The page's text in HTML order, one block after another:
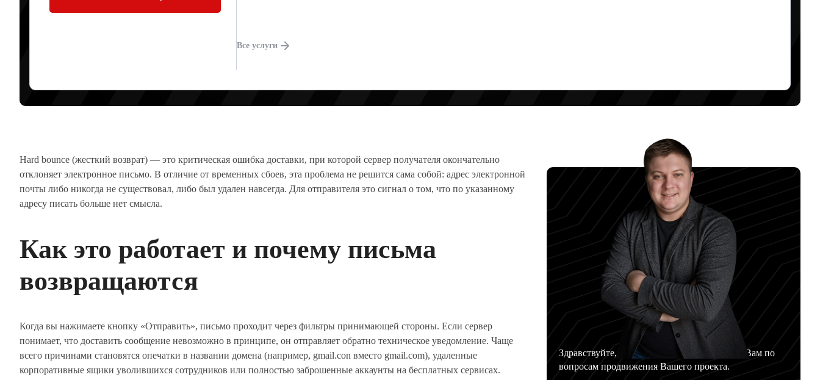
Все услуги
ОПАСЕН ДЛЯ РАССЫЛОК
Hard bounce (жесткий возврат) — это критическая ошибка доставки, при которой сервер получателя окончательно
отклоняет электронное письмо. В отличие от временных сбоев, эта проблема не решится сама собой: адрес электронной
почты либо никогда не существовал, либо был удален навсегда. Для отправителя это сигнал о том, что по указанному
адресу писать больше нет смысла.
Как это работает и почему письма
возвращаются
Когда вы нажимаете кнопку «Отправить», письмо проходит через фильтры принимающей стороны. Если сервер
понимает, что доставить сообщение невозможно в принципе, он отправляет обратно техническое уведомление. Чаще
всего причинами становятся опечатки в названии домена (например, gmail.con вместо gmail.com), удаленные
корпоративные ящики уволившихся сотрудников или полностью заброшенные аккаунты на бесплатных сервисах.
Здравствуйте, меня зовут Артур, и я помогу Вам по
вопросам продвижения Вашего проекта.